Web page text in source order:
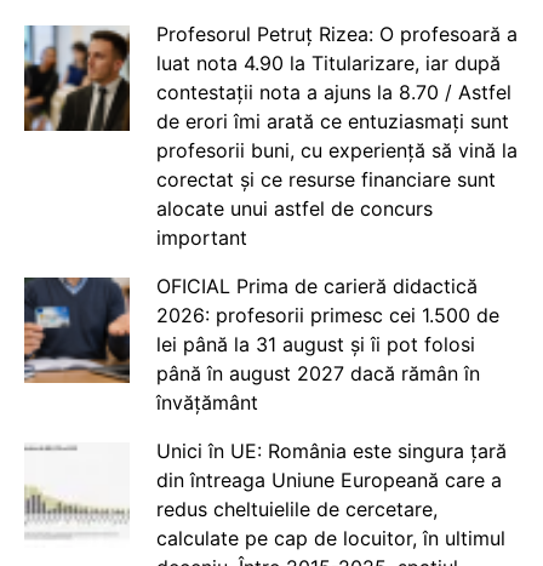
Profesorul Petruț Rizea: O profesoară a
luat nota 4.90 la Titularizare, iar după
contestații nota a ajuns la 8.70 / Astfel
de erori îmi arată ce entuziasmați sunt
profesorii buni, cu experiență să vină la
corectat și ce resurse financiare sunt
alocate unui astfel de concurs
important
OFICIAL Prima de carieră didactică
2026: profesorii primesc cei 1.500 de
lei până la 31 august și îi pot folosi
până în august 2027 dacă rămân în
învățământ
Unici în UE: România este singura țară
din întreaga Uniune Europeană care a
redus cheltuielile de cercetare,
calculate pe cap de locuitor, în ultimul